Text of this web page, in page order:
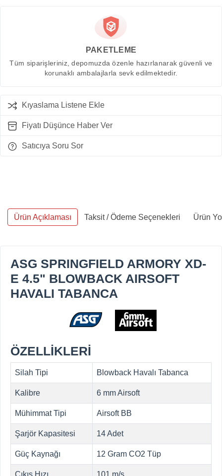
PAKETLEME
Tüm siparişleriniz, depomuzda özenle hazırlanarak güvenli ve
korunaklı ambalajlarla sevk edilmektedir.
Kıyaslama Listene Ekle
Fiyatı Düşünce Haber Ver
Satıcıya Soru Sor
Ürün Açıklaması Taksit / Ödeme Seçenekleri Ürün
ASG SPRINGFIELD ARMORY XD-
E 4.5" BLOWBACK AIRSOFT
HAVALI TABANCA
ÖZELLİKLERİ
Silah Tipi Blowback Havalı Tabanca
Kalibre 6 mm Airsoft
Mühimmat Tipi Airsoft BB
Şarjör Kapasitesi 14 Adet
Güç Kaynağı 12 Gram CO2 Tüp